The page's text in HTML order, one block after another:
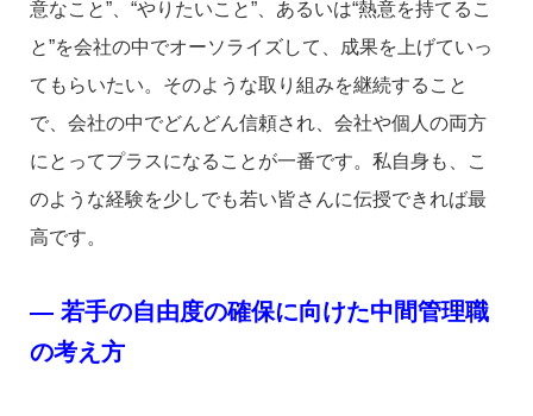
意なこと”、“やりたいこと”、あるいは“熱意を持てるこ
と”を会社の中でオーソライズして、成果を上げていっ
てもらいたい。そのような取り組みを継続すること
で、会社の中でどんどん信頼され、会社や個人の両方
にとってプラスになることが一番です。私自身も、こ
のような経験を少しでも若い皆さんに伝授できれば最
高です。
― 若手の自由度の確保に向けた中間管理職
の考え方